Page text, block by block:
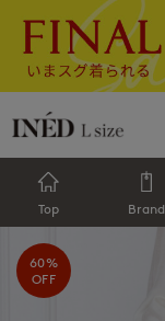
Top Brand
60%
OFF